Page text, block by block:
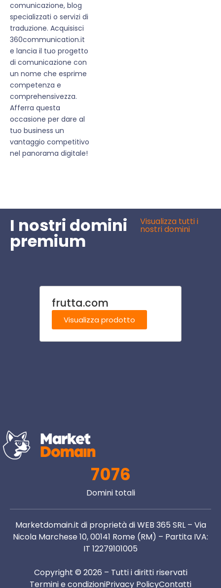
comunicazione, blog
specializzati o servizi di
traduzione. Acquisisci
360communication.it
e lancia il tuo progetto
di comunicazione con
un nome che esprime
competenza e
comprehensivezza.
Afferra questa
occasione per dare al
tuo business un
vantaggio competitivo
nel panorama digitale!
I nostri domini
premium
Visualizza tutti i
nostri domini
frutta.com
Visualizza prodotto
7076
Domini totali
Marketdomain.it di proprietà di WEB 365 SRL – Via
Nicola Marchese 10, 00141 Rome (RM) – Partita IVA:
IT 12279101005
Copyright © 2026 – Tutti i diritti riservati
Termini e condizioniPrivacy PolicyContatti